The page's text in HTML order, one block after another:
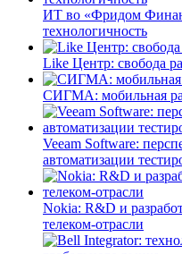
ИТ во «Фридом
технологичность
Like Центр: свобода
СИГМА: мобильная
Veeam Software:
автоматизации
Nokia: R&D и
телеком-отрасли